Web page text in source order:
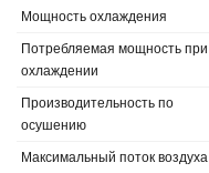
Мощность охлаждения
Потребляемая мощность при
охлаждении
Производительность по
осушению
Максимальный поток воздуха